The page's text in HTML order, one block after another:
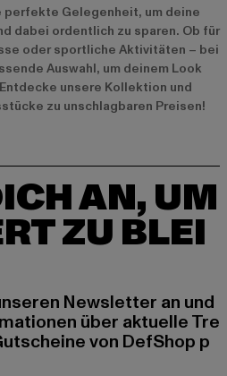
perfekte Gelegenheit, um deine
dabei ordentlich zu sparen. Ob für
oder sportliche Aktivitäten – bei
Auswahl, um deinem Look
unsere Kollektion und
zu unschlagbaren Preisen!
AN, UM
ZU BLEI
Newsletter an und
über aktuelle Tre
von DefShop p